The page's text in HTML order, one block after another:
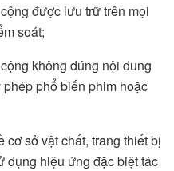
được lưu trữ trên mọi
soát;
không đúng nội dung
phổ biến phim hoặc
cơ sở vật chất, trang thiết bị
dụng hiệu ứng đặc biệt tác